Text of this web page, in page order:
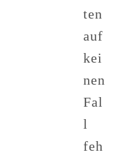
ten
auf
kei
nen
Fal
l
feh